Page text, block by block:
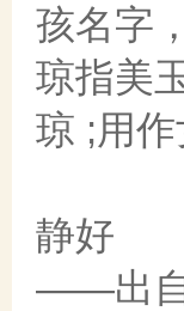
孩名字
琼指美
琼 ;用
静好
——出自